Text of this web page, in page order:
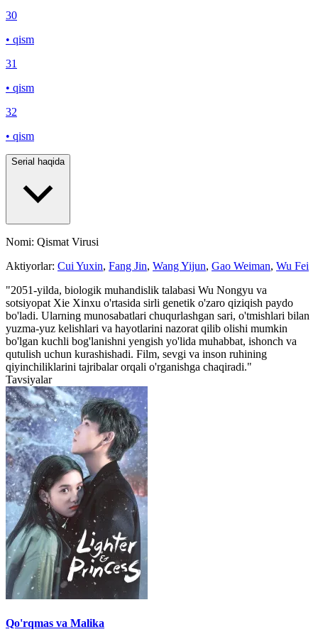
30
• qism
31
• qism
32
• qism
Serial haqida
Nomi: Qismat Virusi
Aktiyorlar: Cui Yuxin, Fang Jin, Wang Yijun, Gao Weiman, Wu Fei
"2051-yilda, biologik muhandislik talabasi Wu Nongyu va
sotsiyopat Xie Xinxu o'rtasida sirli genetik o'zaro qiziqish paydo
bo'ladi. Ularning munosabatlari chuqurlashgan sari, o'tmishlari bilan
yuzma-yuz kelishlari va hayotlarini nazorat qilib olishi mumkin
bo'lgan kuchli bog'lanishni yengish yo'lida muhabbat, ishonch va
qutulish uchun kurashishadi. Film, sevgi va inson ruhining
qiyinchiliklarini tajribalar orqali o'rganishga chaqiradi."
Tavsiyalar
Qo'rqmas va Malika